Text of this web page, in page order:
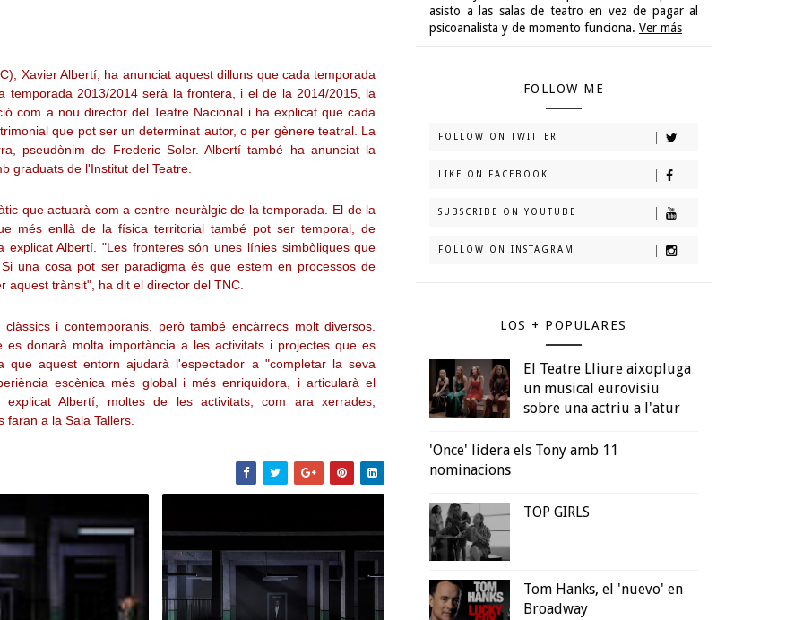
Xavier Albertí, ha anunciat aquest dilluns que cada temporada
2013/2014 serà la frontera, i el de la 2014/2015, la
com a nou director del Teatre Nacional i ha explicat que cada
que pot ser un determinat autor, o per gènere teatral. La
pseudònim de Frederic Soler. Albertí també ha anunciat la
graduats de l'Institut del Teatre.
que actuarà com a centre neuràlgic de la temporada. El de la
més enllà de la física territorial també pot ser temporal, de
Albertí. "Les fronteres són unes línies simbòliques que
una cosa pot ser paradigma és que estem en processos de
trànsit", ha dit el director del TNC.
i contemporanis, però també encàrrecs molt diversos.
donarà molta importància a les activitats i projectes que es
aquest entorn ajudarà l'espectador a "completar la seva
escènica més global i més enriquidora, i articularà el
Albertí, moltes de les activitats, com ara xerrades,
a la Sala Tallers.
asisto a las salas de teatro en vez de pagar al
psicoanalista y de momento funciona. Ver más
FOLLOW ME
FOLLOW ON TWITTER
LIKE ON FACEBOOK
SUBSCRIBE ON YOUTUBE
FOLLOW ON INSTAGRAM
LOS + POPULARES
El Teatre Lliure aixopluga
un musical eurovisiu
sobre una actriu a l'atur
'Once' lidera els Tony amb 11
nominacions
TOP GIRLS
Tom Hanks, el 'nuevo' en
Broadway